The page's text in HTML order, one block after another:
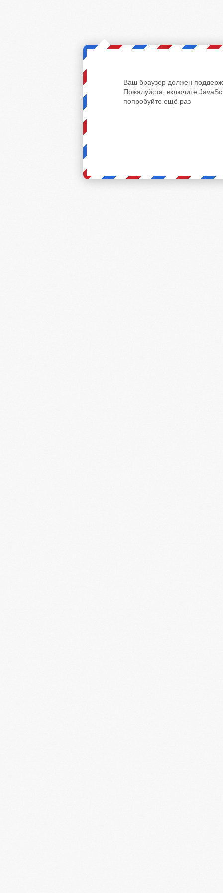
Ваш браузер должен
Пожалуйста, включите
попробуйте ещё раз